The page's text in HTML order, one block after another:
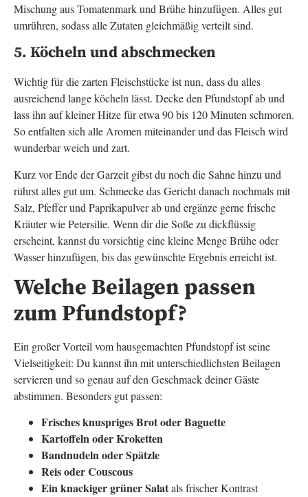
Mischung aus Tomatenmark und Brühe hinzufügen. Alles gut
umrühren, sodass alle Zutaten gleichmäßig verteilt sind.
5. Köcheln und abschmecken
Wichtig für die zarten Fleischstücke ist nun, dass du alles
ausreichend lange köcheln lässt. Decke den Pfundstopf ab und
lass ihn auf kleiner Hitze für etwa 90 bis 120 Minuten schmoren.
So entfalten sich alle Aromen miteinander und das Fleisch wird
wunderbar weich und zart.
Kurz vor Ende der Garzeit gibst du noch die Sahne hinzu und
rührst alles gut um. Schmecke das Gericht danach nochmals mit
Salz, Pfeffer und Paprikapulver ab und ergänze gerne frische
Kräuter wie Petersilie. Wenn dir die Soße zu dickflüssig
erscheint, kannst du vorsichtig eine kleine Menge Brühe oder
Wasser hinzufügen, bis das gewünschte Ergebnis erreicht ist.
Welche Beilagen passen
zum Pfundstopf?
Ein großer Vorteil vom hausgemachten Pfundstopf ist seine
Vielseitigkeit: Du kannst ihn mit unterschiedlichsten Beilagen
servieren und so genau auf den Geschmack deiner Gäste
abstimmen. Besonders gut passen:
Frisches knuspriges Brot oder Baguette
Kartoffeln oder Kroketten
Bandnudeln oder Spätzle
Reis oder Couscous
Ein knackiger grüner Salatals frischer Kontrast